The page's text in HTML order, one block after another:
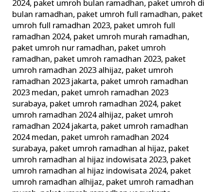
2024, paket umroh bulan ramadhan, paket umroh di
bulan ramadhan, paket umroh full ramadhan, paket
umroh full ramadhan 2023, paket umroh full
ramadhan 2024, paket umroh murah ramadhan,
paket umroh nur ramadhan, paket umroh
ramadhan, paket umroh ramadhan 2023, paket
umroh ramadhan 2023 alhijaz, paket umroh
ramadhan 2023 jakarta, paket umroh ramadhan
2023 medan, paket umroh ramadhan 2023
surabaya, paket umroh ramadhan 2024, paket
umroh ramadhan 2024 alhijaz, paket umroh
ramadhan 2024 jakarta, paket umroh ramadhan
2024 medan, paket umroh ramadhan 2024
surabaya, paket umroh ramadhan al hijaz, paket
umroh ramadhan al hijaz indowisata 2023, paket
umroh ramadhan al hijaz indowisata 2024, paket
umroh ramadhan alhijaz, paket umroh ramadhan